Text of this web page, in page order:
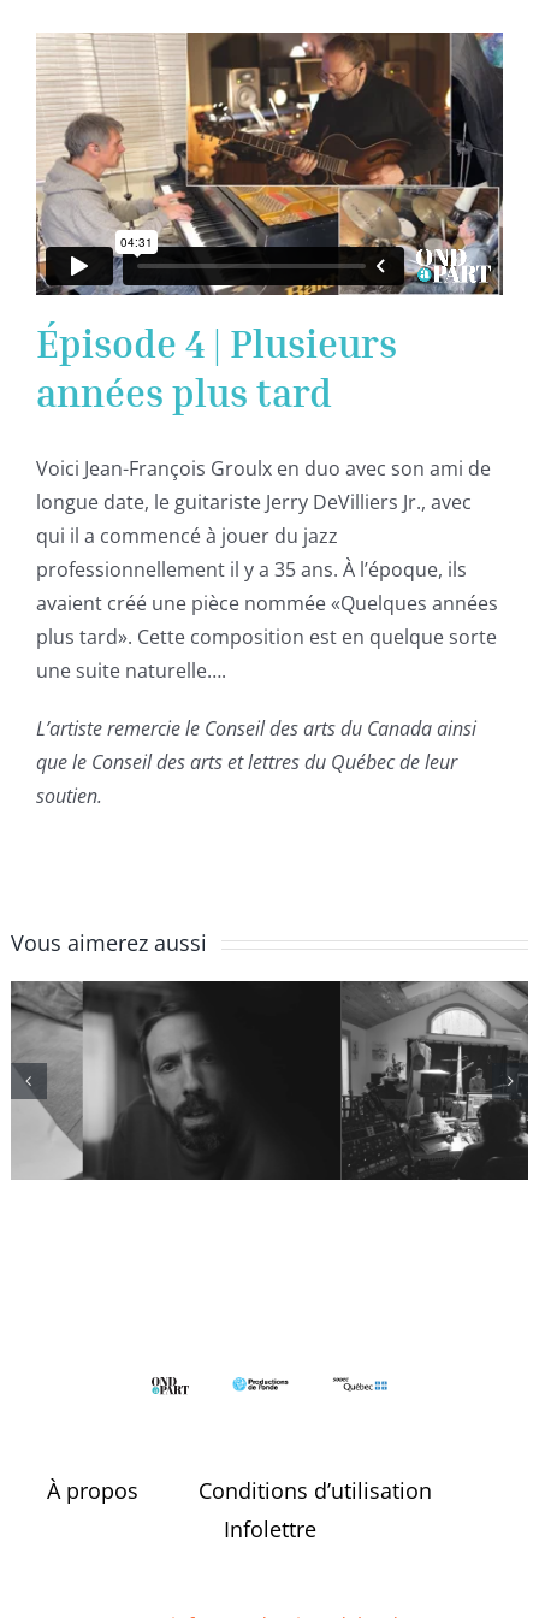
Épisode 4 | Plusieurs
années plus tard
Voici Jean-François Groulx en duo avec son ami de
longue date, le guitariste Jerry DeVilliers Jr., avec
qui il a commencé à jouer du jazz
professionnellement il y a 35 ans. À l’époque, ils
avaient créé une pièce nommée «Quelques années
plus tard». Cette composition est en quelque sorte
une suite naturelle….
L’artiste remercie le Conseil des arts du Canada ainsi
que le Conseil des arts et lettres du Québec de leur
soutien.
Vous aimerez aussi
Épisode 4 |
Délais et
blocages
Épisode 3 | La
batterie
À propos
Conditions d’utilisation
Infolettre